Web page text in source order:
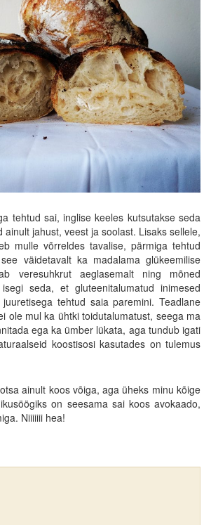
tehtud sai, inglise keeles kutsutakse seda
ainult jahust, veest ja soolast. Lisaks sellele,
mulle võrreldes tavalise, pärmiga tehtud
väidetavalt ka madalama glükeemilise
veresuhkrut aeglasemalt ning mõned
seda, et gluteenitalumatud inimesed
tehtud saia paremini. Teadlane
ole mul ka ühtki toidutalumatust, seega ma
ega ka ümber lükata, aga tundub igati
koostisosi kasutades on tulemus
ainult koos võiga, aga üheks minu kõige
on seesama sai koos avokaado,
Niiiiiii hea!